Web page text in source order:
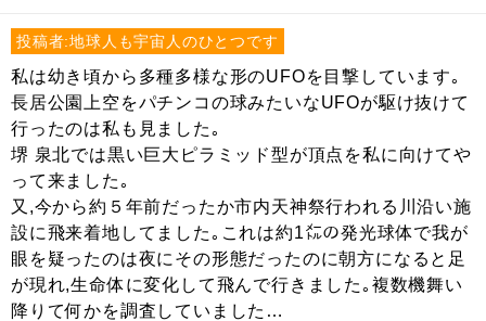
投稿者:地球人も宇宙人のひとつです
私は幼き頃から多種多様な形のUFOを目撃しています｡
長居公園上空をパチンコの球みたいなUFOが駆け抜けて
行ったのは私も見ました｡
堺 泉北では黒い巨大ピラミッド型が頂点を私に向けてや
って来ました｡
又,今から約５年前だったか市内天神祭行われる川沿い施
設に飛来着地してました｡これは約1㍍の発光球体で我が
眼を疑ったのは夜にその形態だったのに朝方になると足
が現れ,生命体に変化して飛んで行きました｡複数機舞い
降りて何かを調査していました…